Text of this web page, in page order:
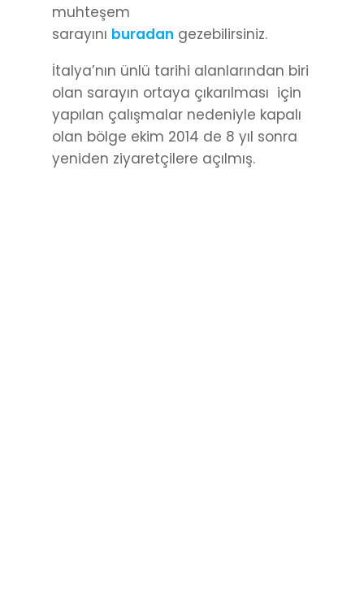
muhteşem
sarayını buradan gezebilirsiniz.
İtalya’nın ünlü tarihi alanlarından biri
olan sarayın ortaya çıkarılması için
yapılan çalışmalar nedeniyle kapalı
olan bölge ekim 2014 de 8 yıl sonra
yeniden ziyaretçilere açılmış.